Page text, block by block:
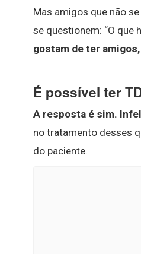
Mas amigos que não
se questionem: “O que
gostam de ter
É possível ter
A resposta é sim.
no tratamento desses
do paciente.